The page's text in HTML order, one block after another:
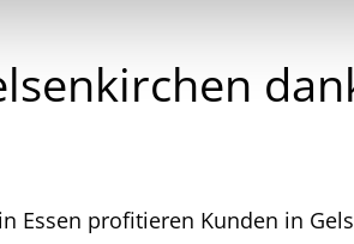
Essen profitieren Kunden in